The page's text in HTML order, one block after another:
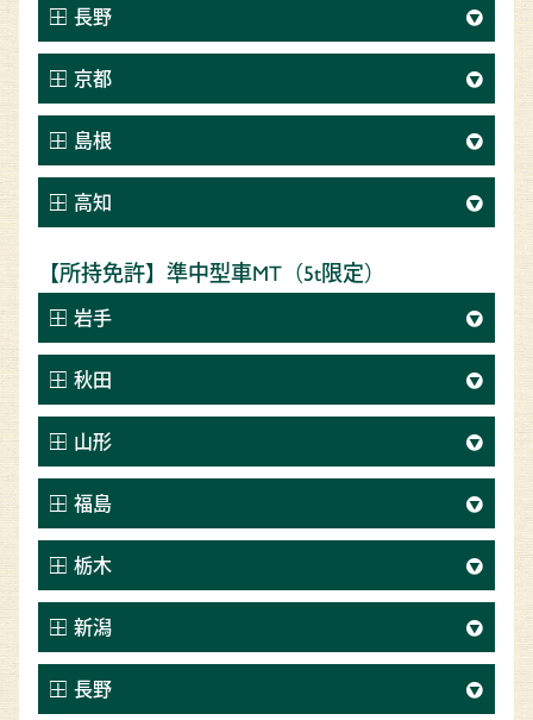
長野
京都
島根
高知
【所持免許】準中型車MT（5t限定）
岩手
秋田
山形
福島
栃木
新潟
長野